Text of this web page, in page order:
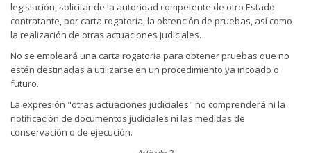
legislación, solicitar de la autoridad competente de otro Estado
contratante, por carta rogatoria, la obtención de pruebas, así como
la realización de otras actuaciones judiciales.
No se empleará una carta rogatoria para obtener pruebas que no
estén destinadas a utilizarse en un procedimiento ya incoado o
futuro.
La expresión "otras actuaciones judiciales" no comprenderá ni la
notificación de documentos judiciales ni las medidas de
conservación o de ejecución.